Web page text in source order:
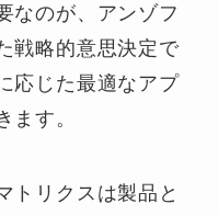
なのが、アンゾフ
戦略的意思決定で
応じた最適なアプ
ます。
トリクスは製品と